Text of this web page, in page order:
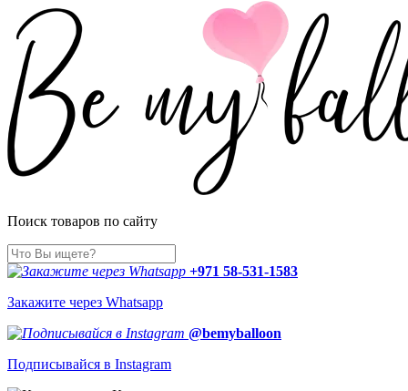
Поиск товаров по сайту
+971 58-531-1583
Закажите через Whatsapp
@bemyballoon
Подписывайся в Instagram